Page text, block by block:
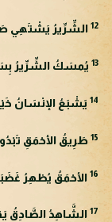
12 الشِّرِّيرُ يَشْتَهِي
13 يُمسَكُ الشِّرِّيرُ
14 يَشْبَعُ الإنْسَانُ
15 طَرِيقُ الأحْمَقِ
16 الأحْمَقُ يُظهِرُ
17 الشَّاهِدُ الصَّادِقُ